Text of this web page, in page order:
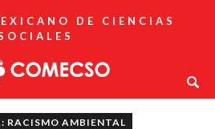
DE CIENCIAS
RACISMO AMBIENTAL